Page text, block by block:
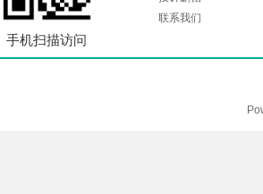
手机扫描访问
联系我们